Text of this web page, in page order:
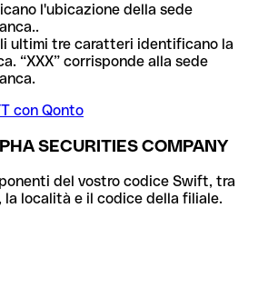
l'ubicazione della sede
ultimi tre caratteri identificano la
“XXX” corrisponde alla sede
con Qonto
SECURITIES COMPANY
del vostro codice Swift, tra
la località e il codice della filiale.